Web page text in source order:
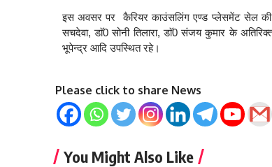
इस अवसर पर  कैरियर काउंसलिंग एण्ड प्लेसमेंट सेल
सचदेवा, डाॅ0 सोनी तिलारा, डाॅ0 संजय कुमार के
भूपेन्द्र आदि उपस्थित रहे।
Please click to share News
You Might Also Like